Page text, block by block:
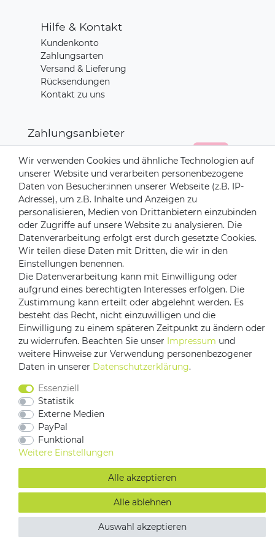
Hilfe & Kontakt
Kundenkonto
Zahlungsarten
Versand & Lieferung
Rücksendungen
Kontakt zu uns
Zahlungsanbieter
Versandpartner
Impressum Daten­schutz­erklärung
AGB
Barrierefreiheitserklärung
Vertrag widerrufen
Kontakt
Wir verwenden Cookies und ähnliche Technologien auf
unserer Website und verarbeiten personenbezogene
Daten von Besucher:innen unserer Webseite (z.B. IP-
Adresse), um z.B. Inhalte und Anzeigen zu
personalisieren, Medien von Drittanbietern einzubinden
oder Zugriffe auf unsere Website zu analysieren. Die
Datenverarbeitung erfolgt erst durch gesetzte Cookies.
Wir teilen diese Daten mit Dritten, die wir in den
Einstellungen benennen.
Die Datenverarbeitung kann mit Einwilligung oder
aufgrund eines berechtigten Interesses erfolgen. Die
Zustimmung kann erteilt oder abgelehnt werden. Es
besteht das Recht, nicht einzuwilligen und die
Einwilligung zu einem späteren Zeitpunkt zu ändern oder
zu widerrufen. Beachten Sie unser Impressum und
weitere Hinweise zur Verwendung personenbezogener
Daten in unserer Daten­schutz­erklärung.
Essenziell
Statistik
Externe Medien
PayPal
Funktional
Weitere Einstellungen
Alle akzeptieren
Alle ablehnen
Auswahl akzeptieren